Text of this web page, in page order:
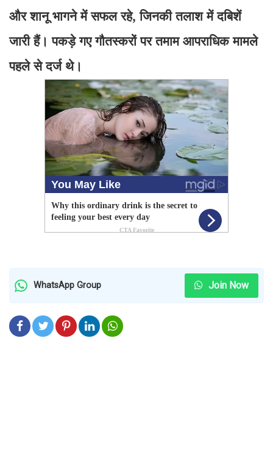
और शानू भागने में सफल रहे, जिनकी तलाश में दबिशें
जारी हैं। पकड़े गए गौतस्करों पर तमाम आपराधिक मामले
पहले से दर्ज थे।
WhatsApp Group Join Now